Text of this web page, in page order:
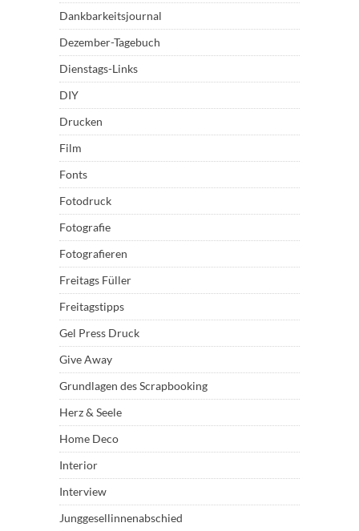
Dankbarkeitsjournal
Dezember-Tagebuch
Dienstags-Links
DIY
Drucken
Film
Fonts
Fotodruck
Fotografie
Fotografieren
Freitags Füller
Freitagstipps
Gel Press Druck
Give Away
Grundlagen des Scrapbooking
Herz & Seele
Home Deco
Interior
Interview
Junggesellinnenabschied